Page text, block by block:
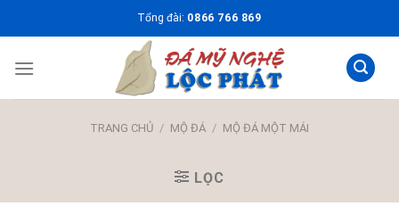
to
Tổng đài: 0866 766 869
TRANG CHỦ / MỘ ĐÁ / MỘ ĐÁ MỘT MÁI
LỌC